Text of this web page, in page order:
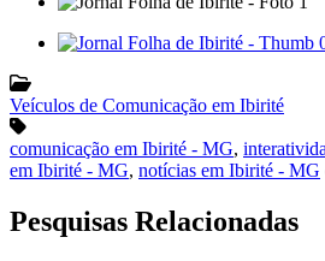
Veículos de Comunicação em Ibirité
comunicação em Ibirité - MG,
em Ibirité - MG, notícias em Ibirité - MG
Pesquisas Relacionadas